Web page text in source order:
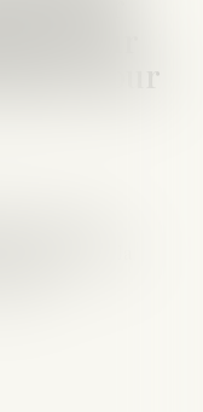
pour
la Cour
de la Cour
pour la